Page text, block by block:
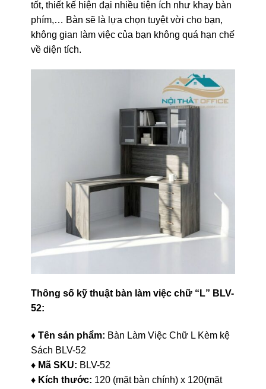
tốt, thiết kế hiện đại nhiều tiện ích như khay bàn
phím,… Bàn sẽ là lựa chọn tuyệt vời cho bạn,
không gian làm việc của bạn không quá hạn chế
về diện tích.
Thông số kỹ thuật bàn làm việc chữ “L” BLV-
52:
♦ Tên sản phẩm: Bàn Làm Việc Chữ L Kèm kệ
Sách BLV-52
♦ Mã SKU: BLV-52
♦ Kích thước: 120 (mặt bàn chính) x 120(mặt